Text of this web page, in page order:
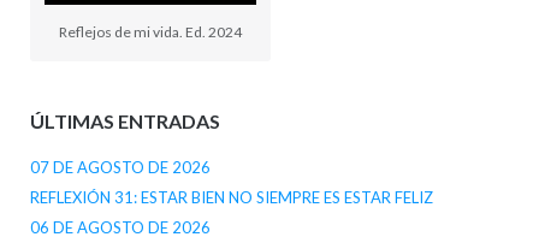
Reflejos de mi vida. Ed. 2024
ÚLTIMAS ENTRADAS
07 DE AGOSTO DE 2026
REFLEXIÓN 31: ESTAR BIEN NO SIEMPRE ES ESTAR FELIZ
06 DE AGOSTO DE 2026